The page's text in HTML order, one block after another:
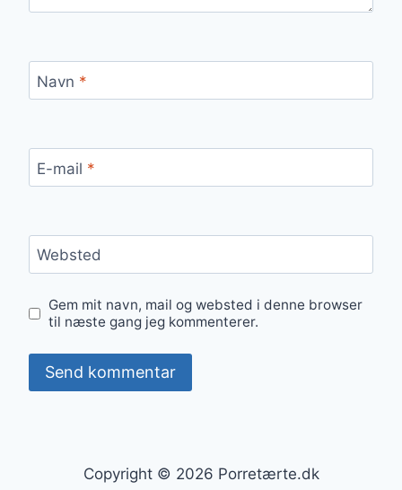
Navn *
E-mail *
Websted
Gem mit navn, mail og websted i denne browser
til næste gang jeg kommenterer.
Copyright © 2026 Porretærte.dk